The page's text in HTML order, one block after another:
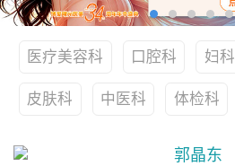
医疗美容科 口腔科 妇科
皮肤科 中医科 体检科
郭晶东